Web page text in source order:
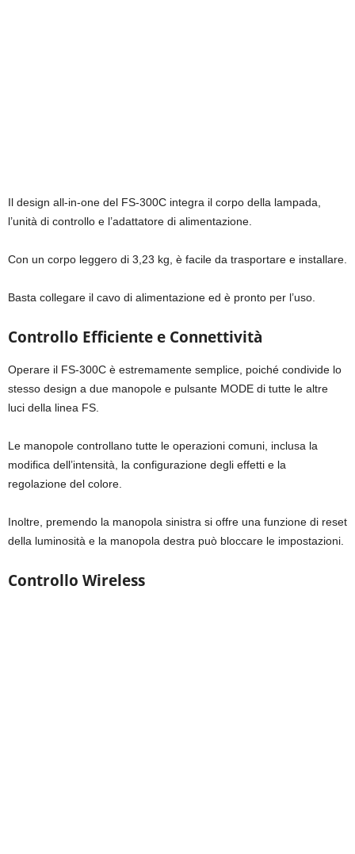
Il design all-in-one del FS-300C integra il corpo della lampada,
l’unità di controllo e l’adattatore di alimentazione.
Con un corpo leggero di 3,23 kg, è facile da trasportare e installare.
Basta collegare il cavo di alimentazione ed è pronto per l’uso.
Controllo Efficiente e Connettività
Operare il FS-300C è estremamente semplice, poiché condivide lo
stesso design a due manopole e pulsante MODE di tutte le altre
luci della linea FS.
Le manopole controllano tutte le operazioni comuni, inclusa la
modifica dell’intensità, la configurazione degli effetti e la
regolazione del colore.
Inoltre, premendo la manopola sinistra si offre una funzione di reset
della luminosità e la manopola destra può bloccare le impostazioni.
Controllo Wireless